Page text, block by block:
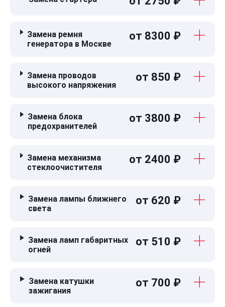
Замена ремня
генератора в Москве
от 8300 ₽
Замена проводов
высокого напряжения
от 850 ₽
Замена блока
предохранителей
от 3800 ₽
Замена механизма
стеклоочистителя
от 2400 ₽
Замена лампы ближнего
света
от 620 ₽
Замена ламп габаритных
огней
от 510 ₽
Замена катушки
зажигания
от 700 ₽